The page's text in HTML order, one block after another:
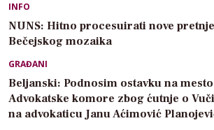
INFO
NUNS: Hitno procesuirati nove
Bečejskog mozaika
GRAĐANI
Beljanski: Podnosim ostavku na
Advokatske komore zbog ćutnje o
na advokaticu Janu Aćimović